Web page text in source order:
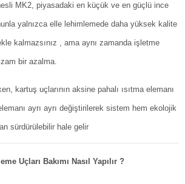
MK2, piyasadaki en küçük ve en güçlü ince
yalnızca elle lehimlemede daha yüksek kalite
kalmazsınız , ama aynı zamanda işletme
bir azalma.
kartuş uçlarının aksine pahalı ısıtma elemanı
ayrı ayrı değiştirilerek sistem hem ekolojik
sürdürülebilir hale gelir
Uçları Bakımı Nasıl Yapılır ?